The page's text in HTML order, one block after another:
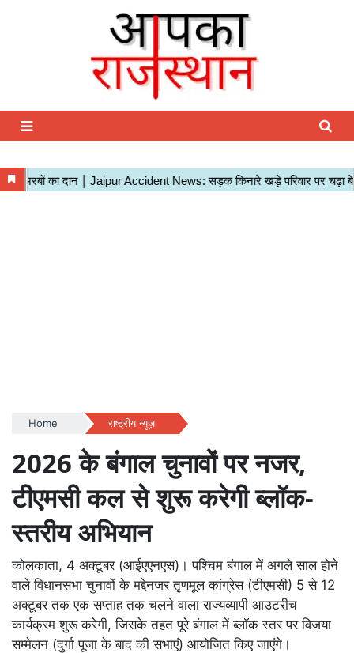
Home राष्ट्रीय न्यूज़
2026 के बंगाल चुनावों पर नजर,
टीएमसी कल से शुरू करेगी ब्लॉक-
स्तरीय अभियान
कोलकाता, 4 अक्टूबर (आईएएनएस)। पश्चिम बंगाल में अगले साल होने
वाले विधानसभा चुनावों के मद्देनजर तृणमूल कांग्रेस (टीएमसी) 5 से 12
अक्टूबर तक एक सप्ताह तक चलने वाला राज्यव्यापी आउटरीच
कार्यक्रम शुरू करेगी, जिसके तहत पूरे बंगाल में ब्लॉक स्तर पर विजया
सम्मेलन (दुर्गा पूजा के बाद की सभाएं) आयोजित किए जाएंगे।